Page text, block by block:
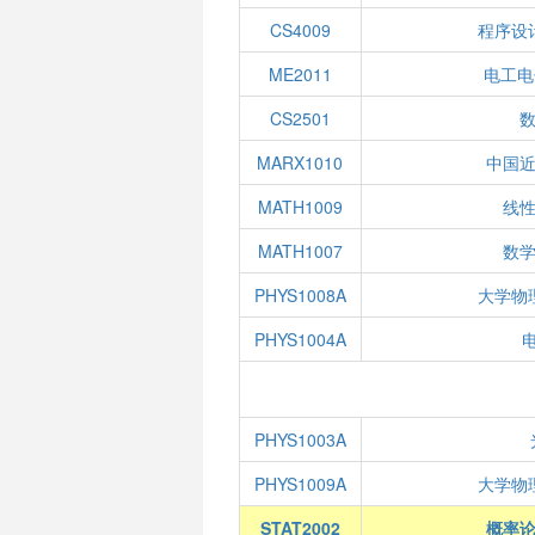
CS4009
程序设
ME2011
电工
CS2501
MARX1010
中国
MATH1009
线
MATH1007
数
PHYS1008A
大学物
PHYS1004A
PHYS1003A
PHYS1009A
大学物
STAT2002
概率